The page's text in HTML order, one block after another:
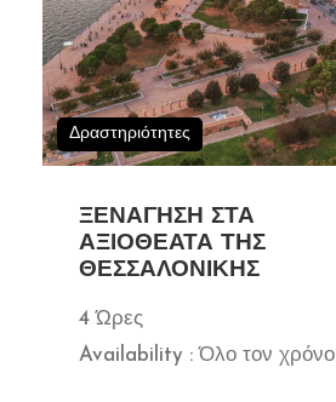
Δραστηριότητες
ΞΕΝΆΓΗΣΗ ΣΤΑ
ΑΞΙΟΘΈΑΤΑ ΤΗΣ
ΘΕΣΣΑΛΟΝΊΚΗΣ
4 Ώρες
Availability : Όλο τον χρόνο